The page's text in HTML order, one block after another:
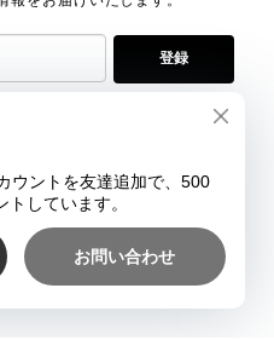
登録